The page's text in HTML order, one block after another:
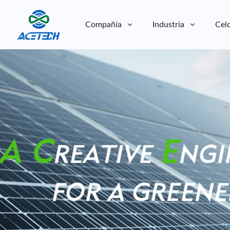
Compañía Industria
Sobre nosotros
Sostenibilidad
Sostenibilidad